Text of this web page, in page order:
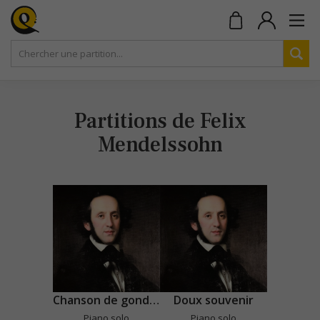
Partitions de Felix
Mendelssohn
Chanson de gondolier vénitienne Doux souvenir